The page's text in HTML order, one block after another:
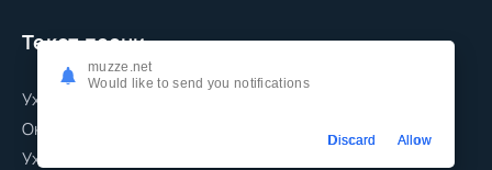
Текст песни
Уходит девочка к другому.
Он не соперник мне, но всё же
Уходит девочка из дома.
muzze.net
Would like to send you notifications
Discard Allow